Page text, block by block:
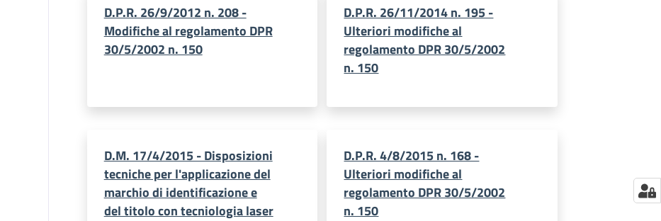
D.P.R. 26/9/2012 n. 208 -
Modifiche al regolamento DPR
30/5/2002 n. 150
D.P.R. 26/11/2014 n. 195 -
Ulteriori modifiche al
regolamento DPR 30/5/2002
n. 150
D.M. 17/4/2015 - Disposizioni
tecniche per l'applicazione del
marchio di identificazione e
del titolo con tecniologia laser
D.P.R. 4/8/2015 n. 168 -
Ulteriori modifiche al
regolamento DPR 30/5/2002
n. 150